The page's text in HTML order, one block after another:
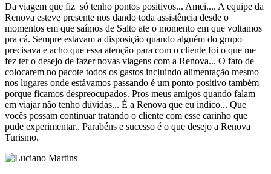
Da viagem que fiz só tenho pontos positivos... Amei.... A equipe da
Renova esteve presente nos dando toda assistência desde o
momentos em que saímos de Salto ate o momento em que voltamos
pra cá. Sempre estavam a disposição quando alguém do grupo
precisava e acho que essa atenção para com o cliente foi o que me
fez ter o desejo de fazer novas viagens com a Renova... O fato de
colocarem no pacote todos os gastos incluindo alimentação mesmo
nos lugares onde estávamos passando é um ponto positivo também
porque ficamos despreocupados. Pros meus amigos quando falam
em viajar não tenho dúvidas... É a Renova que eu indico... Que
vocês possam continuar tratando o cliente com esse carinho que
pude experimentar.. Parabéns e sucesso é o que desejo a Renova
Turismo.